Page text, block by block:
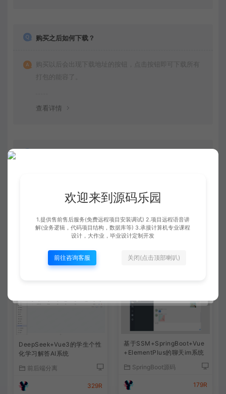
购买之后如何下载？
购买以后会出现下载地址的按钮，点击按钮即可下载所有
打包的能容了。
查看详情
了的。有通用的调试运行文档可以参考下的。
查看详情
DeepSeek+Vue3的学生个性
化学习解答AI系统
前后端分离
329R
基于SSM+SpringBoot+Vue
+ElementPlus的聊天im系统
SpringBoot源码
179R
欢迎来到源码乐园
1.提供售前售后服务(免费远程项目安装调试) 2.项目远程语音讲
解(业务逻辑，代码项目结构，数据库等) 3.承接计算机专业课程
设计，大作业，毕业设计定制开发
前往咨询客服 关闭(点击顶部喇叭)